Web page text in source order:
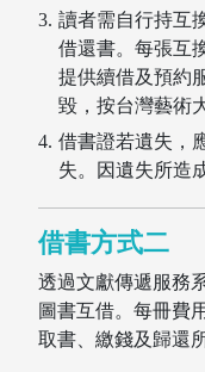
讀者需自行持互
借還書。每張互
提供續借及預約
毀，按台灣藝術
借書證若遺失，
失。因遺失所造
借書方式二
透過文獻傳遞服務
圖書互借。每冊費
取書、繳錢及歸還